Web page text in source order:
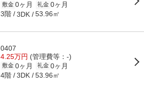
敷金 0ヶ月 礼金 0ヶ月
3階 3DK 53.96㎡
0407
4.25万円 (管理費等：-)
敷金 0ヶ月 礼金 0ヶ月
4階 3DK 53.96㎡